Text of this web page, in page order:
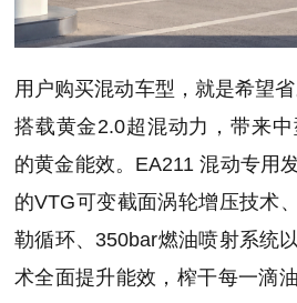
用户购买混动车型，就是希望
搭载黄金2.0超混动力，带来
的黄金能效。EA211 混动专用
的VTG可变截面涡轮增压技术
勒循环、350bar燃油喷射系统
术全面提升能效，榨干每一滴